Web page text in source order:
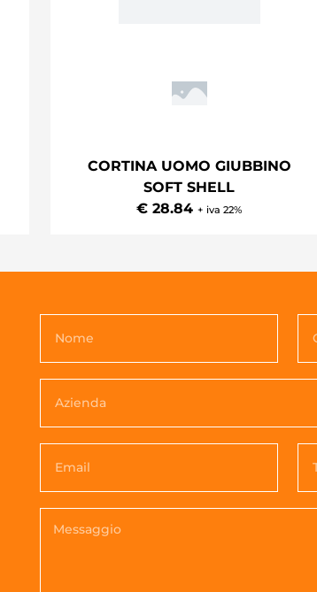
CORTINA UOMO GIUBBINO
SOFT SHELL
€ 28.84 + iva 22%